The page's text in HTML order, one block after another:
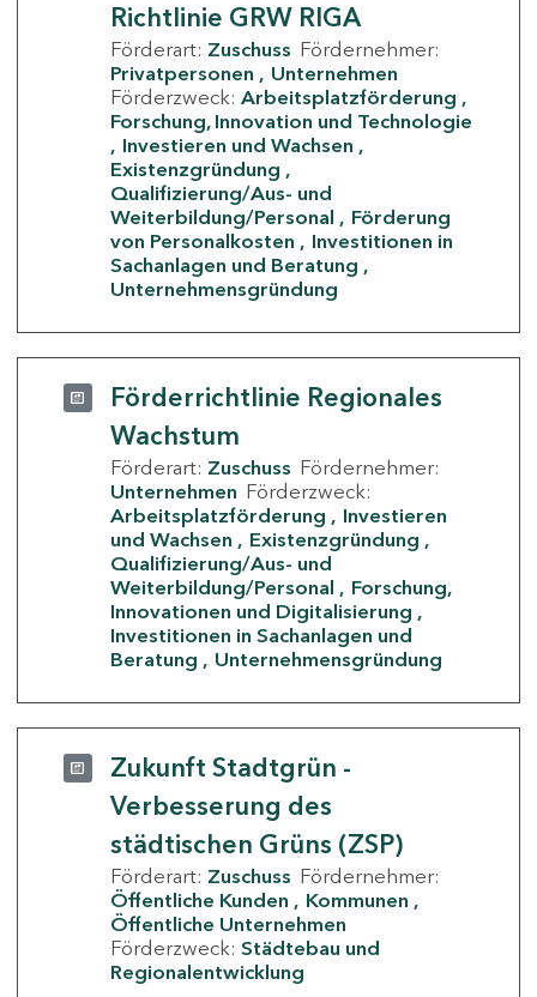
Richtlinie GRW RIGA
Förderart: Zuschuss Fördernehmer:
Privatpersonen
Unternehmen
Förderzweck: Arbeitsplatzförderung
Forschung, Innovation und Technologie
Investieren und Wachsen
Existenzgründung
Qualifizierung/Aus- und
Weiterbildung/Personal
Förderung
von Personalkosten
Investitionen in
Sachanlagen und Beratung
Unternehmensgründung
Förderrichtlinie Regionales
Wachstum
Förderart: Zuschuss Fördernehmer:
Unternehmen Förderzweck:
Arbeitsplatzförderung
Investieren
und Wachsen
Existenzgründung
Qualifizierung/Aus- und
Weiterbildung/Personal
Forschung,
Innovationen und Digitalisierung
Investitionen in Sachanlagen und
Beratung
Unternehmensgründung
Zukunft Stadtgrün -
Verbesserung des
städtischen Grüns (ZSP)
Förderart: Zuschuss Fördernehmer:
Öffentliche Kunden
Kommunen
Öffentliche Unternehmen
Förderzweck: Städtebau und
Regionalentwicklung